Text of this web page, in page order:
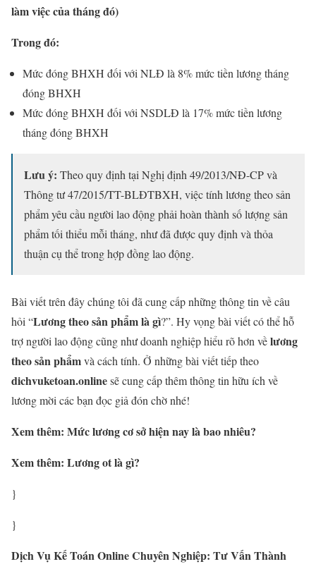
làm việc của tháng đó)
Trong đó:
Mức đóng BHXH đối với NLĐ là 8% mức tiền lương tháng
đóng BHXH
Mức đóng BHXH đối với NSDLĐ là 17% mức tiền lương
tháng đóng BHXH
Lưu ý: Theo quy định tại Nghị định 49/2013/NĐ-CP và
Thông tư 47/2015/TT-BLĐTBXH, việc tính lương theo sản
phẩm yêu cầu người lao động phải hoàn thành số lượng sản
phẩm tối thiểu mỗi tháng, như đã được quy định và thỏa
thuận cụ thể trong hợp đồng lao động.
Bài viết trên đây chúng tôi đã cung cấp những thông tin về câu
hỏi “Lương theo sản phẩm là gì?”. Hy vọng bài viết có thể hỗ
trợ người lao động cũng như doanh nghiệp hiểu rõ hơn vềlương
theo sản phẩmvà cách tính. Ở những bài viết tiếp theo
dichvuketoan.onlinesẽ cung cấp thêm thông tin hữu ích về
lương mời các bạn đọc giả đón chờ nhé!
Xem thêm: Mức lương cơ sở hiện nay là bao nhiêu?
Xem thêm: Lương ot là gì?
}
}
Dịch Vụ Kế Toán Online Chuyên Nghiệp: Tư Vấn Thành